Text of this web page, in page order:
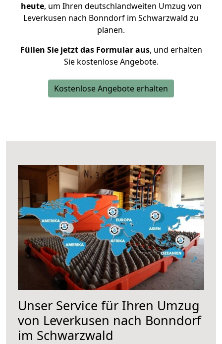
heute, um Ihren deutschlandweiten Umzug von
Leverkusen nach Bonndorf im Schwarzwald zu
planen.
Füllen Sie jetzt das Formular aus, und erhalten
Sie kostenlose Angebote.
Kostenlose Angebote erhalten
Unser Service für Ihren Umzug
von Leverkusen nach Bonndorf
im Schwarzwald